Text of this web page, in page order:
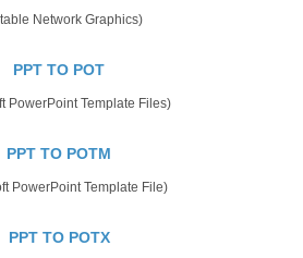
(Portable Network Graphics)
PPT TO POT
(Microsoft PowerPoint Template Files)
PPT TO POTM
(Microsoft PowerPoint Template File)
PPT TO POTX